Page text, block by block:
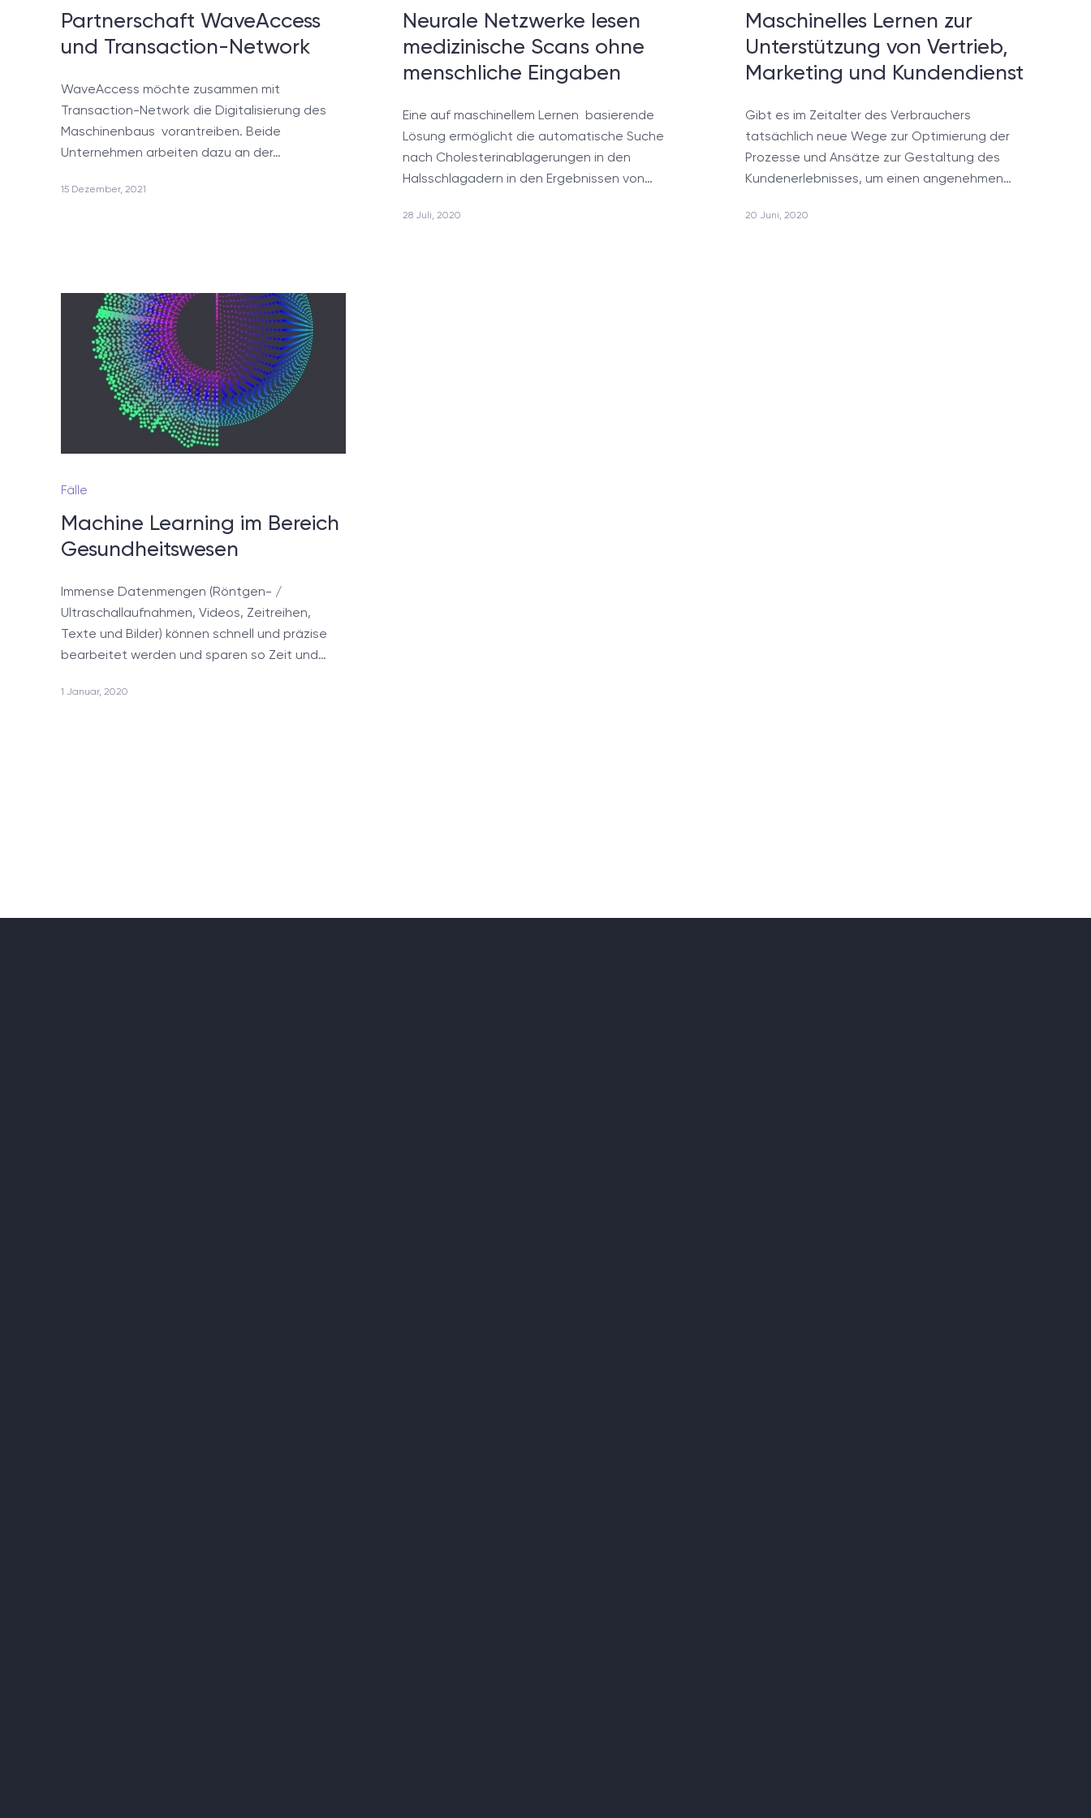
Partnerschaft WaveAccess
und Transaction-Network
WaveAccess möchte zusammen mit
Transaction-Network die Digitalisierung des
Maschinenbaus vorantreiben. Beide
Unternehmen arbeiten dazu an der…
15 Dezember, 2021
Neurale Netzwerke lesen
medizinische Scans ohne
menschliche Eingaben
Eine auf maschinellem Lernen basierende
Lösung ermöglicht die automatische Suche
nach Cholesterinablagerungen in den
Halsschlagadern in den Ergebnissen von…
28 Juli, 2020
Maschinelles Lernen zur
Unterstützung von Vertrieb,
Marketing und Kundendienst
Gibt es im Zeitalter des Verbrauchers
tatsächlich neue Wege zur Optimierung der
Prozesse und Ansätze zur Gestaltung des
Kundenerlebnisses, um einen angenehmen…
20 Juni, 2020
Fälle
Machine Learning im Bereich
Gesundheitswesen
Immense Datenmengen (Röntgen- /
Ultraschallaufnahmen, Videos, Zeitreihen,
Texte und Bilder) können schnell und präzise
bearbeitet werden und sparen so Zeit und…
1 Januar, 2020
IoT-Lösungen
Software für Life Sciences